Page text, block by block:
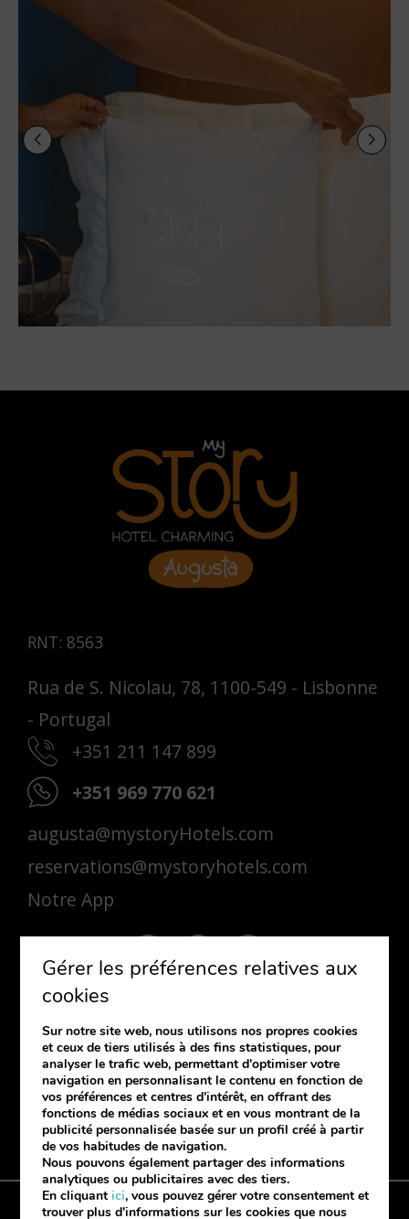
RNT: 8563
Rua de S. Nicolau, 78, 1100-549 - Lisbonne
- Portugal
+351 211 147 899
+351 969 770 621
augusta@mystoryHotels.com
reservations@mystoryhotels.com
Notre App
S'ABONNER
Si vous souhaitez recevoir notre
newsletter, laissez-nous vos coordonnées.
Gérer les préférences relatives aux
cookies
Sur notre site web, nous utilisons nos propres cookies
et ceux de tiers utilisés à des fins statistiques, pour
analyser le trafic web, permettant d'optimiser votre
navigation en personnalisant le contenu en fonction de
vos préférences et centres d'intérêt, en offrant des
fonctions de médias sociaux et en vous montrant de la
publicité personnalisée basée sur un profil créé à partir
de vos habitudes de navigation.
Nous pouvons également partager des informations
analytiques ou publicitaires avec des tiers.
En cliquantici, vous pouvez gérer votre consentement et
trouver plus d'informations sur les cookies que nous